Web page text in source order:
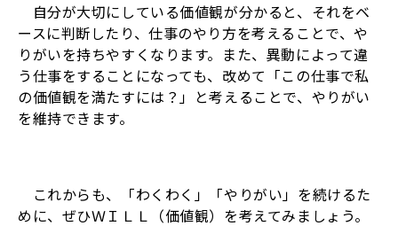
自分が大切にしている価値観が分かると、それをベ
ースに判断したり、仕事のやり方を考えることで、や
りがいを持ちやすくなります。また、異動によって違
う仕事をすることになっても、改めて「この仕事で私
の価値観を満たすには？」と考えることで、やりがい
を維持できます。
これからも、「わくわく」「やりがい」を続けるた
めに、ぜひＷＩＬＬ（価値観）を考えてみましょう。